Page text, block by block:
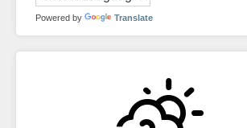
Powered by Translate